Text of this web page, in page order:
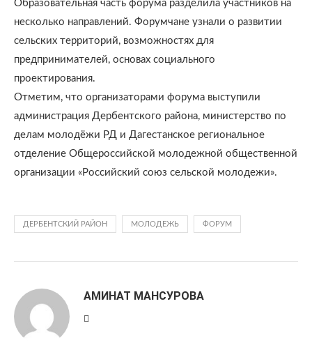
Образовательная часть форума разделила участников на
несколько направлений. Форумчане узнали о развитии
сельских территорий, возможностях для
предпринимателей, основах социального
проектирования.
Отметим, что организаторами форума выступили
администрация Дербентского района, министерство по
делам молодёжи РД и Дагестанское региональное
отделение Общероссийской молодежной общественной
организации «Российский союз сельской молодежи».
ДЕРБЕНТСКИЙ РАЙОН МОЛОДЕЖЬ ФОРУМ
АМИНАТ МАНСУРОВА